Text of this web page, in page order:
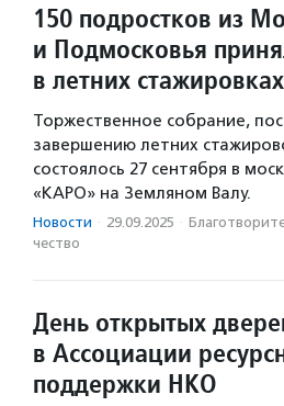
150 подростков из
и Подмосковья
в летних стажировках
Торжественное собрание,
завершению летних
состоялось 27 сентября в
«КАРО» на Земляном Валу.
Новости · 29.09.2025 ·
чест­во
День открытых
в Ассоциации
поддержки НКО